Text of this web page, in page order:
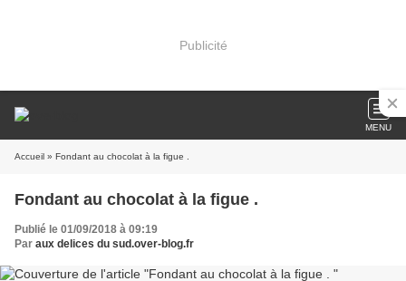
Publicité
MENU
Accueil » Fondant au chocolat à la figue .
Fondant au chocolat à la figue .
Publié le 01/09/2018 à 09:19
Par aux delices du sud.over-blog.fr